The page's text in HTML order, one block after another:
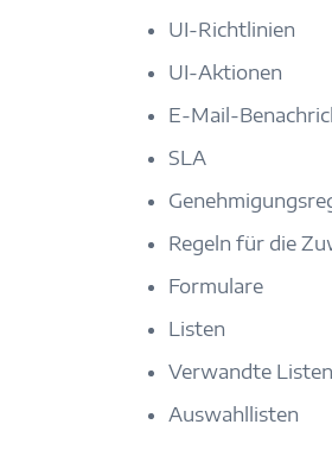
UI-Richtlinien
UI-Aktionen
E-Mail-
SLA
Regeln für die
Formulare
Listen
Verwandte Listen
Auswahllisten